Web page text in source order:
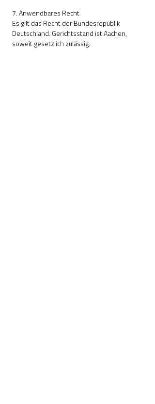
7. Anwendbares Recht
Es gilt das Recht der Bundesrepublik
Deutschland. Gerichtsstand ist Aachen,
soweit gesetzlich zulässig.